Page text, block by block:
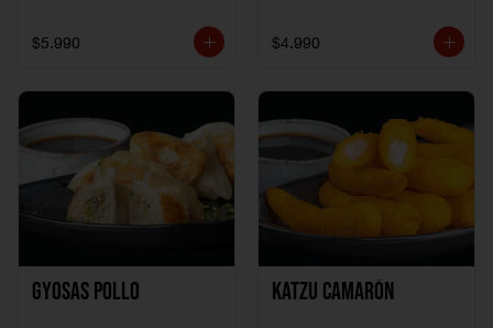
$5.990 $4.990
Gyosas Pollo Katzu Camarón